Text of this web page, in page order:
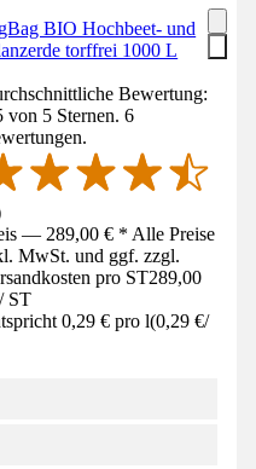
BIO Hochbeet- und
torffrei 1000 L
Bewertung:
von 5 Sternen. 6
— 289,00 € * Alle Preise
MwSt. und ggf. zzgl.
pro ST289,00
/ ST
0,29 € pro l(0,29 €/